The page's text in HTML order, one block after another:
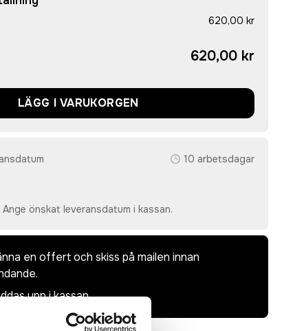
620,00 kr
620,00 kr
LÄGG I VARUKORGEN
10 arbetsdagar
Ange önskat leveransdatum i kassan.
en offert och skiss på mailen innan
upp i kassan.